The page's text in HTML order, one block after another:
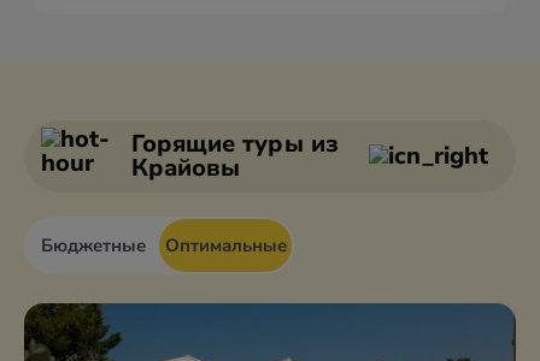
Аттика Волос
Горящие туры из
Крайовы
Бюджетные Оптимальные